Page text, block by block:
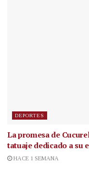
DEPORTES
La promesa de
tatuaje dedicado a su
HACE 1 SEMANA